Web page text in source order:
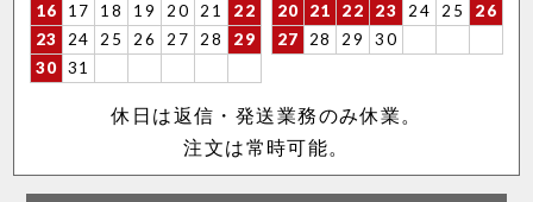
16
17 18 19 20 21
22
23
24 25 26 27 28
29
30
31
20
21 22 23 24 25
26
27
28 29 30
休日は返信・発送業務のみ休業。
注文は常時可能。